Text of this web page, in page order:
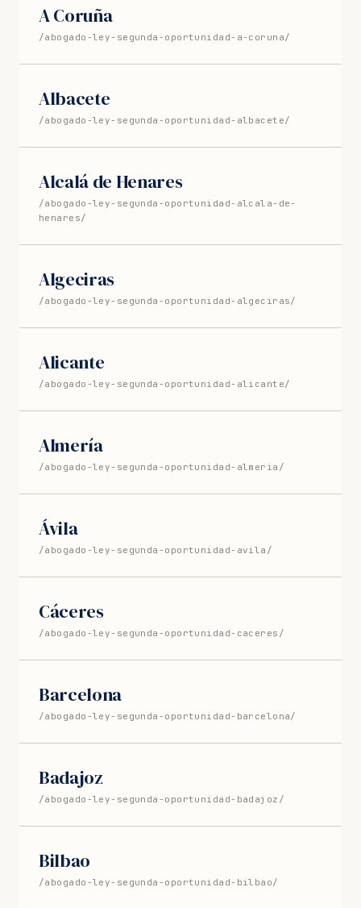
A Coruña
/abogado-ley-segunda-oportunidad-a-coruna/
Albacete
/abogado-ley-segunda-oportunidad-albacete/
Alcalá de Henares
/abogado-ley-segunda-oportunidad-alcala-de-
henares/
Algeciras
/abogado-ley-segunda-oportunidad-algeciras/
Alicante
/abogado-ley-segunda-oportunidad-alicante/
Almería
/abogado-ley-segunda-oportunidad-almeria/
Ávila
/abogado-ley-segunda-oportunidad-avila/
Cáceres
/abogado-ley-segunda-oportunidad-caceres/
Barcelona
/abogado-ley-segunda-oportunidad-barcelona/
Badajoz
/abogado-ley-segunda-oportunidad-badajoz/
Bilbao
/abogado-ley-segunda-oportunidad-bilbao/